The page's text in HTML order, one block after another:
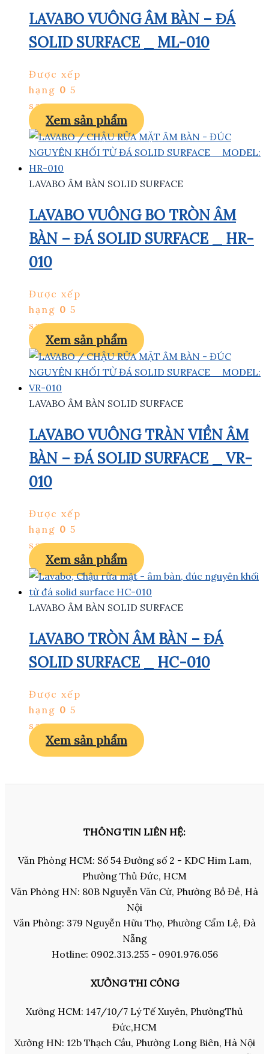
LAVABO VUÔNG ÂM BÀN – ĐÁ
SOLID SURFACE _ ML-010
Được xếp
hạng 0 5
sao
Xem sản phẩm
LAVABO ÂM BÀN SOLID SURFACE
LAVABO VUÔNG BO TRÒN ÂM
BÀN – ĐÁ SOLID SURFACE _ HR-
010
Được xếp
hạng 0 5
sao
Xem sản phẩm
LAVABO ÂM BÀN SOLID SURFACE
LAVABO VUÔNG TRÀN VIỀN ÂM
BÀN – ĐÁ SOLID SURFACE _ VR-
010
Được xếp
hạng 0 5
sao
Xem sản phẩm
LAVABO ÂM BÀN SOLID SURFACE
LAVABO TRÒN ÂM BÀN – ĐÁ
SOLID SURFACE _ HC-010
Được xếp
hạng 0 5
sao
Xem sản phẩm
THÔNG TIN LIÊN HỆ:
Văn Phòng HCM: Số 54 Đường số 2 - KDC Him Lam,
Phường Thủ Đức, HCM
Văn Phòng HN: 80B Nguyễn Văn Cừ, Phường Bồ Đề, Hà
Nội
Văn Phòng: 379 Nguyễn Hữu Thọ, Phường Cẩm Lệ, Đà
Nẵng
Hotline: 0902.313.255 - 0901.976.056
XƯỞNG THI CÔNG
Xưởng HCM: 147/10/7 Lý Tế Xuyên, PhườngThủ
Đức,HCM
Xưởng HN: 12b Thạch Cầu, Phường Long Biên, Hà Nội